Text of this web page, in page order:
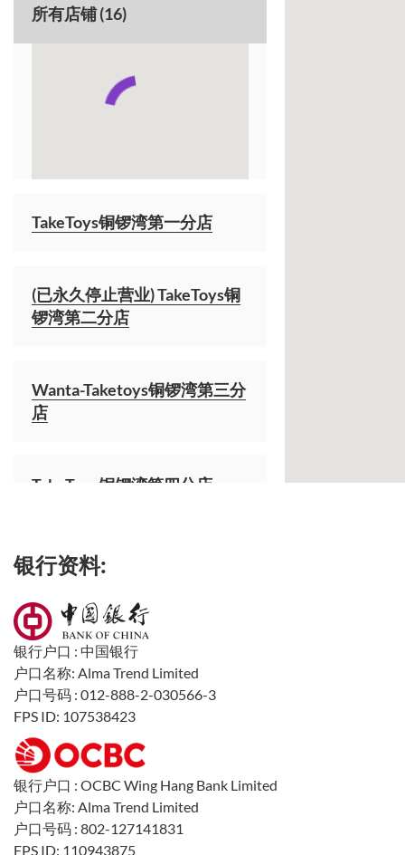
所有店铺 (16)
TakeToys铜锣湾第一分店
(已永久停止营业) TakeToys铜
锣湾第二分店
Wanta-Taketoys铜锣湾第三分
店
TakeToys铜锣湾第四分店
TakeToys中环分店
TakeToys湾仔分店
TakeToys尖沙咀第二分店
TakeToys尖沙咀第三分店
TakeToys佐敦分店
银行资料:
银行户口 : 中国银行
户口名称: Alma Trend Limited
户口号码 : 012-888-2-030566-3
FPS ID: 107538423
银行户口 : OCBC Wing Hang Bank Limited
户口名称: Alma Trend Limited
户口号码 : 802-127141831
FPS ID: 110943875